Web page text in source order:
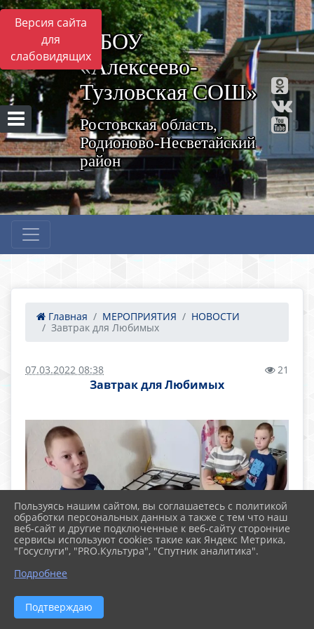
Версия сайта
для
слабовидящих
МБОУ
«Алексеево-
Тузловская СОШ»
Ростовская область,
Родионово-Несветайский
район
Главная МЕРОПРИЯТИЯ
НОВОСТИ
Завтрак для Любимых
07.03.2022 08:38 21
Завтрак для Любимых
Пользуясь нашим сайтом, вы соглашаетесь с политикой
обработки персональных данных а также с тем что наш
веб-сайт и другие подключенные к веб-сайту сторонние
сервисы используют cookies такие как Яндекс Метрика,
"Госуслуги", "PRO.Культура", "Спутник аналитика".
Подробнее
Подтверждаю